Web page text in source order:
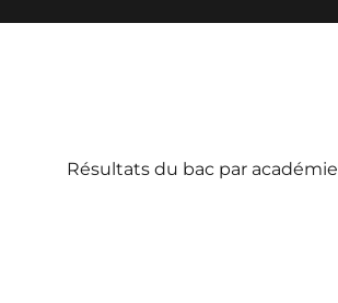
Résultats du bac par académie